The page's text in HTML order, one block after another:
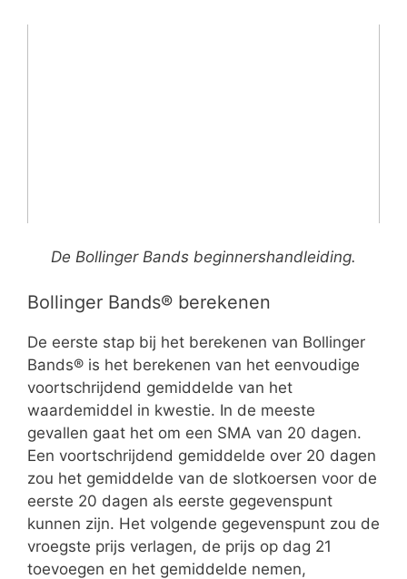
De Bollinger Bands beginnershandleiding.
Bollinger Bands® berekenen
De eerste stap bij het berekenen van Bollinger
Bands® is het berekenen van het eenvoudige
voortschrijdend gemiddelde van het
waardemiddel in kwestie. In de meeste
gevallen gaat het om een SMA van 20 dagen.
Een voortschrijdend gemiddelde over 20 dagen
zou het gemiddelde van de slotkoersen voor de
eerste 20 dagen als eerste gegevenspunt
kunnen zijn. Het volgende gegevenspunt zou de
vroegste prijs verlagen, de prijs op dag 21
toevoegen en het gemiddelde nemen,